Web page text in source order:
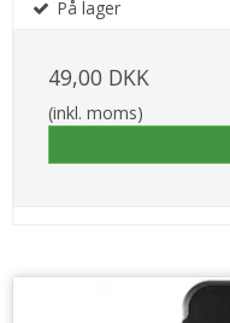
På lager
49,00 DKK
(inkl. moms)